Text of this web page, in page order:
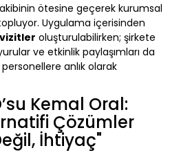
ötesine geçerek kurumsal
Uygulama içerisinden
oluşturulabilirken; şirkete
ve etkinlik paylaşımları da
anlık olarak
Kemal Oral:
Çözümler
İhtiyaç"